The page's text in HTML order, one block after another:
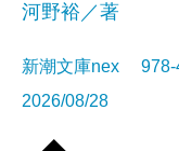
河野裕／著
新潮文庫nex
2026/08/28